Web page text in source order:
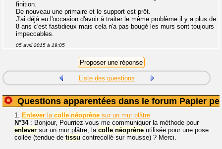
finition.
De nouveau une primaire et le support est prêt.
J'ai déjà eu l'occasion d'avoir à traiter le même problème il y a plus de
8 ans c'est fastidieux mais cela n'a pas bougé les murs sont toujours
impeccables.
05 avril 2015 à 19:05
Liste des questions
Questions apparentées dans le forum Papier
1. Enlever la colle néoprène sur un mur plâtre
N°34: Bonjour, Pourriez-vous me communiquer la méthode pour
enlever sur un mur plâtre, la colle néoprène utilisée pour une pose
collée (tendue de tissu contrecollé sur mousse) ? Merci.